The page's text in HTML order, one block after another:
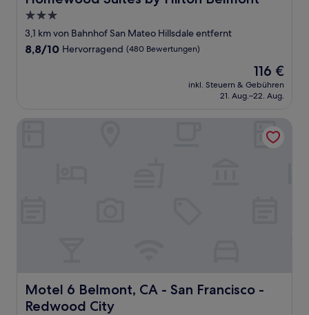
3.0-
Sterne-
Unterkunft
3,1 km von Bahnhof San Mateo Hillsdale entfernt
8.8
8,8/10 Hervorragend (480 Bewertungen)
Der
Preis
beträgt
116 €
inkl. Steuern & Gebühren
21. Aug.–22. Aug.
Motel 6 Belmont, CA - San Francisco -
Redwood City
Motel 6 Belmont, CA - San Francisco - Redwood City
Motel 6 Belmont, CA - San Francisco - Redwood City